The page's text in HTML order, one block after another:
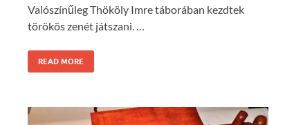
Valószínűleg Thököly Imre táborában kezdtek
törökös zenét játszani. …
READ MORE